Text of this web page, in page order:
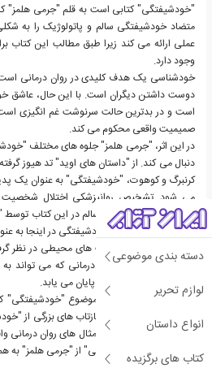
دسته بندی موضوعی
لوازم تحریر
انواع داستان
کتاب های برگزیده
"خودشیفتگی" کتابی است به قلم "جرمی هلمز"
متضاد خودشیفتگی سالم و پاتولوژیک را به
عملی ارائه می کند زیرا طبق مطالب این کتاب
وجود دارد.
خودشناسی یک هدف کلیدی در روان درمانی
دوست داشتن دیگران است. با این حال، عاشق
است و در بدترین حالت سرنوشت غم انگیزی است
صمیمیت واقعی محکوم می کند.
در این اثر، "جرمی هلمز" جلوه های مختلف
دنبال می کند. از "داستان های اوید" تد هیوز گرفته
کرنبرگ و کوهوت، "خودشیفتگی" به عنوان یک
می شود. تشخیص روانپزشکی اختلال شخصیت
"خودشیفتگی" سالم و ناسالم در این کتاب
اشکال آسیب شناختی خودشیفتگی در اینجا به
در برابر مشکلات یا آسیب های محیطی در نظر
مورد روش های مختلف درمانی که می تواند
"خودشیفتگی" کمک کند، پایان می یابد.
یک مقدمه ی عالی برای موضوع "خودشیفتگی"
است. اثر همچنین شامل بازتاب های بزرگی از
ی نظری بسیار منسجم با مثال های روان درمانی
خواندن کتاب "خودشیفتگی" از "جرمی هلمز" به
توصیه می شود.